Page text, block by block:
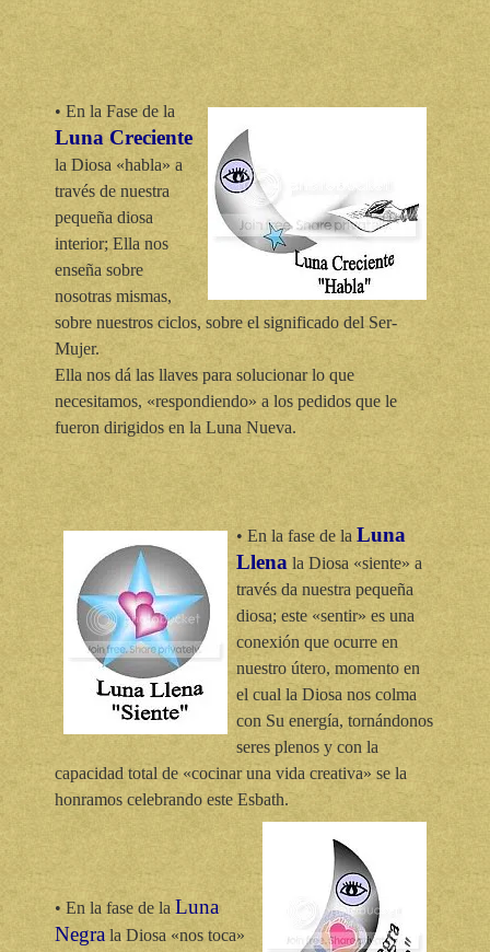
• En la Fase de la
Luna Creciente
la Diosa «habla» a
través de nuestra
pequeña diosa
interior; Ella nos
enseña sobre
nosotras mismas,
sobre nuestros ciclos, sobre el significado del Ser-
Mujer.
Ella nos dá las llaves para solucionar lo que
necesitamos, «respondiendo» a los pedidos que le
fueron dirigidos en la Luna Nueva.
• En la fase de la Luna
Llena la Diosa «siente» a
través da nuestra pequeña
diosa; este «sentir» es una
conexión que ocurre en
nuestro útero, momento en
el cual la Diosa nos colma
con Su energía, tornándonos
seres plenos y con la
capacidad total de «cocinar una vida creativa» se la
honramos celebrando este Esbath.
• En la fase de la Luna
Negra la Diosa «nos toca»